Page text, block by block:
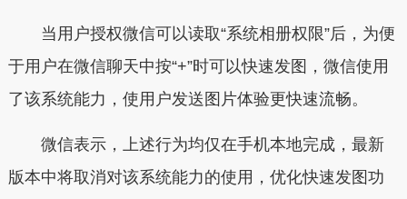
当用户授权微信可以读取“系统相册权限”后，为便
于用户在微信聊天中按“+”时可以快速发图，微信使用
了该系统能力，使用户发送图片体验更快速流畅。
微信表示，上述行为均仅在手机本地完成，最新
版本中将取消对该系统能力的使用，优化快速发图功